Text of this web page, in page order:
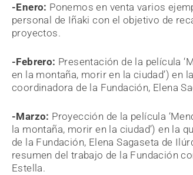
-Enero: Ponemos en venta varios
personal de Iñaki con el objetivo de
proyectos.
-Febrero: Presentación de la película
en la montaña, morir en la ciudad’) en
coordinadora de la Fundación, Elena
-Marzo: Proyección de la película
la montaña, morir en la ciudad’) en la
de la Fundación, Elena Sagaseta de
resumen del trabajo de la Fundación
Estella.